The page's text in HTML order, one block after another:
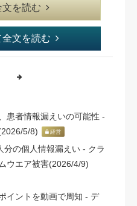
を読む
全文を読む
患者情報漏えいの可能性 -
5/8)
経営
分の個人情報漏えい - クラ
ウエア被害(2026/4/9)
イントを動画で周知 - デ